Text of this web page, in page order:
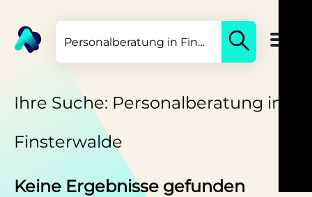
Ihre Suche: Personalberatung in
Finsterwalde
Keine Ergebnisse gefunden